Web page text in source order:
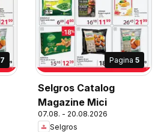
7 Pagina 5
Selgros Catalog
Magazine Mici
07.08. - 20.08.2026
Selgros